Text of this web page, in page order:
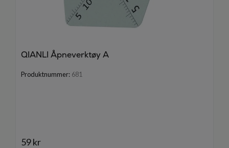
QIANLI Åpneverktøy A
Produktnummer: 681
59 kr